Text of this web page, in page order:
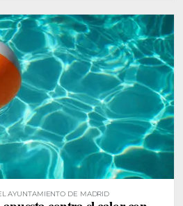
AYUNTAMIENTO DE MADRID